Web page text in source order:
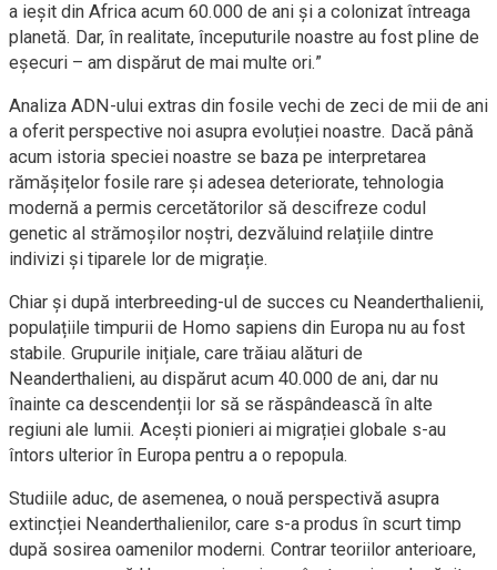
a ieșit din Africa acum 60.000 de ani și a colonizat întreaga
planetă. Dar, în realitate, începuturile noastre au fost pline de
eșecuri – am dispărut de mai multe ori.”
Analiza ADN-ului extras din fosile vechi de zeci de mii de ani
a oferit perspective noi asupra evoluției noastre. Dacă până
acum istoria speciei noastre se baza pe interpretarea
rămășițelor fosile rare și adesea deteriorate, tehnologia
modernă a permis cercetătorilor să descifreze codul
genetic al strămoșilor noștri, dezvăluind relațiile dintre
indivizi și tiparele lor de migrație.
Chiar și după interbreeding-ul de succes cu Neanderthalienii,
populațiile timpurii de Homo sapiens din Europa nu au fost
stabile. Grupurile inițiale, care trăiau alături de
Neanderthalieni, au dispărut acum 40.000 de ani, dar nu
înainte ca descendenții lor să se răspândească în alte
regiuni ale lumii. Acești pionieri ai migrației globale s-au
întors ulterior în Europa pentru a o repopula.
Studiile aduc, de asemenea, o nouă perspectivă asupra
extincției Neanderthalienilor, care s-a produs în scurt timp
după sosirea oamenilor moderni. Contrar teoriilor anterioare,